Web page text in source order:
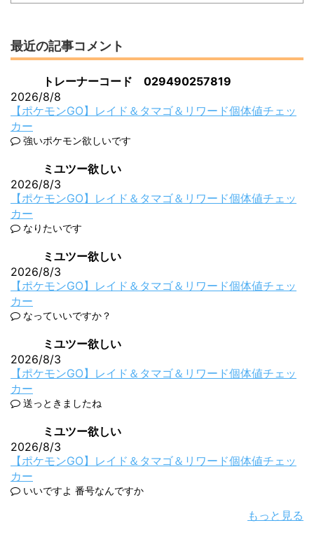
最近の記事コメント
トレーナーコード 029490257819
2026/8/8
【ポケモンGO】レイド＆タマゴ＆リワード個体値チェッ
カー
強いポケモン欲しいです
ミユツー欲しい
2026/8/3
【ポケモンGO】レイド＆タマゴ＆リワード個体値チェッ
カー
なりたいです
ミユツー欲しい
2026/8/3
【ポケモンGO】レイド＆タマゴ＆リワード個体値チェッ
カー
なっていいですか？
ミユツー欲しい
2026/8/3
【ポケモンGO】レイド＆タマゴ＆リワード個体値チェッ
カー
送っときましたね
ミユツー欲しい
2026/8/3
【ポケモンGO】レイド＆タマゴ＆リワード個体値チェッ
カー
いいですよ 番号なんですか
もっと見る